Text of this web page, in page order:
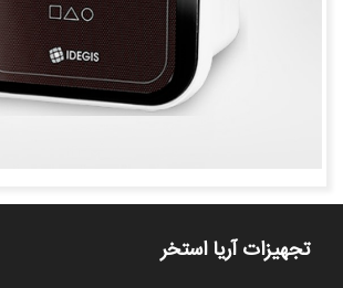
تجهیزات آریا استخر